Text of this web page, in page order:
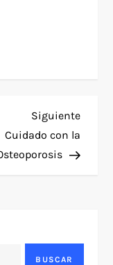
Siguiente
Cuidado con la
BUSCAR